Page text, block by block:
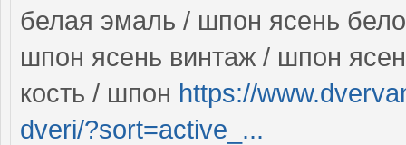
белая эмаль / шпон ясень
шпон ясень винтаж / шпон
кость / шпон https://
dveri/?sort=active_...